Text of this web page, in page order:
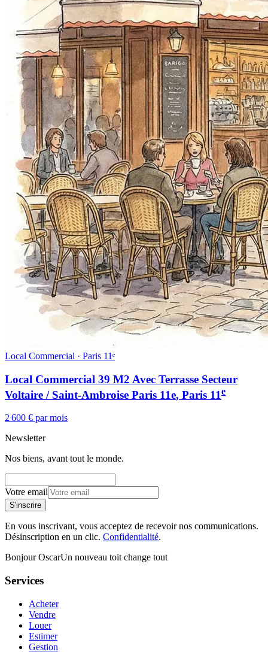
Local Commercial · Paris 11ᵉ
Local Commercial 39 M2 Avec Terrasse Secteur
Voltaire / Saint-Ambroise Paris 11e, Paris 11e
2 600 € par mois
Newsletter
Nos biens, avant tout le monde.
Votre email
S'inscrire
En vous inscrivant, vous acceptez de recevoir nos communications.
Désinscription en un clic. Confidentialité.
Bonjour OscarUn nouveau toit change tout
Services
Acheter
Vendre
Louer
Estimer
Gestion